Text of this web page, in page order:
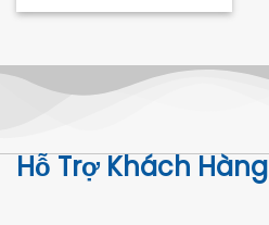
là: tại
Hỗ Trợ Khách Hàng